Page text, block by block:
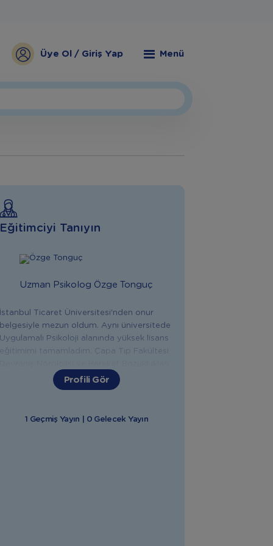
Üye Ol / Giriş Yap Menü
Eğitimciyi Tanıyın
Uzman Psikolog Özge Tonguç
İstanbul Ticaret Üniversitesi'nden onur
belgesiyle mezun oldum. Aynı üniversitede
Uygulamalı Psikoloji alanında yüksek lisans
eğitimimi tamamladım. Çapa Tıp Fakültesi
biriminde ve Erenköy Ruh ve Sinir
Hastalıkları Hastanesinde stajyer psikolog
kongrede yer aldım. Çeşitli sertifika
Profili Gör
1 Geçmiş Yayın | 0 Gelecek Yayın